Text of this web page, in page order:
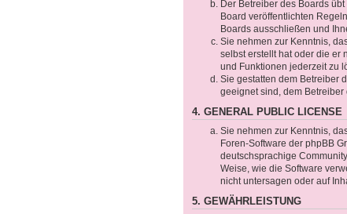
Der Betreiber des Boards
Board veröffentlichten
Boards ausschließen und
Sie nehmen zur Kenntnis,
selbst erstellt hat oder die er
und Funktionen jederzeit zu
Sie gestatten dem Betreiber
geeignet sind, dem
4. GENERAL PUBLIC LICENSE
Sie nehmen zur Kenntnis,
Foren-Software der phpBB
deutschsprachige
Weise, wie die Software
nicht untersagen oder auf
5. GEWÄHRLEISTUNG